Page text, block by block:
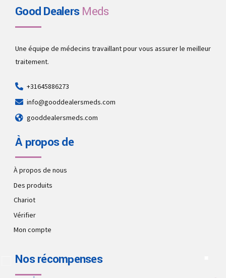
Good DealersMeds
Une équipe de médecins travaillant pour vous assurer le meilleur
traitement.
+31645886273
info@gooddealersmeds.com
gooddealersmeds.com
À propos de
À propos de nous
Des produits
Chariot
Vérifier
Mon compte
Nos récompenses